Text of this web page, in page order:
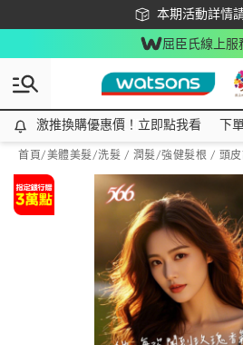
本期活動詳情
下載app最高回
屈臣氏線上服
激推換購優惠價！立即點我看
激推換購優惠價！立即點我看 下
首頁/美體美髮/洗髮 / 潤髮/強健髮根 / 頭皮